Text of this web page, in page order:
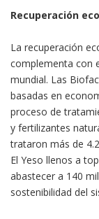
Recuperación
La recuperación
complementa con
mundial. Las
basadas en
proceso de
y fertilizantes
trataron más de
El Yeso llenos a
abastecer a 140
sostenibilidad del